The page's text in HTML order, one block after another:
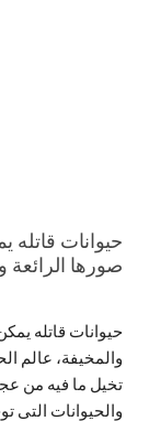
حيوانات قاتله
صورها الرائعة
حيوانات قاتله
والمخيفة، عالم
تخيل ما فيه من
والحيوانات التى